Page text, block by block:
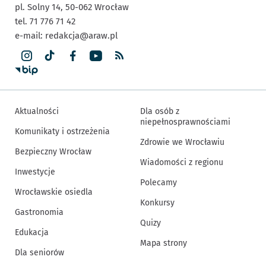
pl. Solny 14, 50-062 Wrocław
tel. 71 776 71 42
e-mail: redakcja@araw.pl
Aktualności
Komunikaty i ostrzeżenia
Bezpieczny Wrocław
Inwestycje
Wrocławskie osiedla
Gastronomia
Edukacja
Dla seniorów
Dla osób z
niepełnosprawnościami
Zdrowie we Wrocławiu
Wiadomości z regionu
Polecamy
Konkursy
Quizy
Mapa strony